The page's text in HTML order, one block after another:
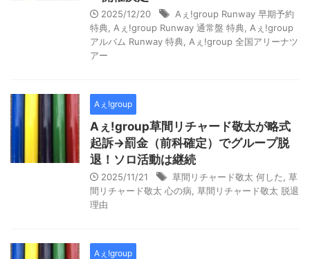
2025/12/20
Aぇ!group Runway 早期予約
特典 Aぇ!group Runway 通常盤 特典 Aぇ!group
アルバム Runway 特典 Aぇ!group 全国アリーナツ
アー
Aぇ!group
Aぇ!group草間リチャード敬太が略式
起訴→罰金（前科確定）でグループ脱
退！ソロ活動は継続
2025/11/21 草間リチャード敬太 何した
草
間リチャード敬太 心の病 草間リチャード敬太 脱退
理由
Aぇ!group